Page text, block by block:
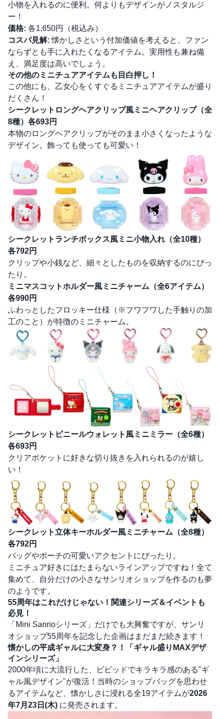
小物を入れるのに便利。何よりもデザインがノスタルジ
ー！
価格: 各1,650円（税込み）
コスパ見解: 懐かしさという付加価値を考えると、ファン
ならずとも手に入れたくなるアイテム。実用性も兼ね備
え、満足度は高いでしょう。
その他のミニチュアアイテムも目白押し！
この他にも、乙女心をくすぐるミニチュアアイテムが盛り
だくさん！
シークレットロングヘアクリップ風ミニヘアクリップ（全
8種）各693円
本物のロングヘアクリップがそのまま小さくなったような
デザイン。飾っても使っても可愛い！
シークレットランチボックス風ミニ小物入れ（全10種）
各792円
クリップや小銭など、細々としたものを収納するのにぴっ
たり。
ミニマスコットホルダー風ミニチャーム（全6アイテム）
各990円
ふわっとしたフロッキー仕様（※フワフワした手触りの加
工のこと）が特徴のミニチャーム。
シークレットビニールウォレット風ミニミラー（全6種）
各693円
クリアポケットに好きな切り抜きを入れられるのが嬉し
い！
シークレット立体キーホルダー風ミニチャーム（全8種）
各792円
バッグやポーチの可愛いアクセントにぴったり。
ミニチュア好きにはたまらないラインアップですね！全て
集めて、自分だけの小さなサンリオショップを作るのも夢
のようです。
55周年はこれだけじゃない！関連シリーズ＆イベントも
必見！
「Mini Sanrioシリーズ」だけでも大興奮ですが、サンリ
オショップ55周年を記念した企画はまだまだ続きます！
懐かしの平成ギャルに大変身？！「ギャル盛りMAXデザ
インシリーズ」
2000年頃に大流行した、ビビッドでキラキラ感のある"ギ
ャル風デザイン"が復活！当時のショップバッグを思わせ
るアイテムなど、懐かしさに浸れる全19アイテムが2026
年7月23日(木) に発売されます。